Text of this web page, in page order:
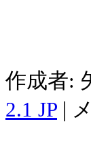
作成者:
2.1 JP |